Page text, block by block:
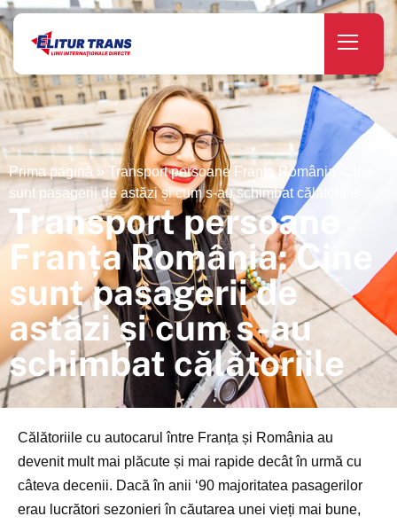
Prima pagină » Transport persoane Franța România: Cine
sunt pasagerii de astăzi și cum s-au schimbat călătoriile
Transport persoane
Franța România: Cine
sunt pasagerii de
astăzi și cum s-au
schimbat călătoriile
Călătoriile cu autocarul între Franța și România au
devenit mult mai plăcute și mai rapide decât în urmă cu
câteva decenii. Dacă în anii ‘90 majoritatea pasagerilor
erau lucrători sezonieri în căutarea unei vieți mai bune,